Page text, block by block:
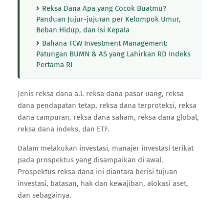
Reksa Dana Apa yang Cocok Buatmu?
Panduan Jujur-jujuran per Kelompok Umur,
Beban Hidup, dan Isi Kepala
Bahana TCW Investment Management:
Patungan BUMN & AS yang Lahirkan RD Indeks
Pertama RI
Jenis reksa dana a.l. reksa dana pasar uang, reksa
dana pendapatan tetap, reksa dana terproteksi, reksa
dana campuran, reksa dana saham, reksa dana global,
reksa dana indeks, dan ETF.
Dalam melakukan investasi, manajer investasi terikat
pada prospektus yang disampaikan di awal.
Prospektus reksa dana ini diantara berisi tujuan
investasi, batasan, hak dan kewajiban, alokasi aset,
dan sebagainya.